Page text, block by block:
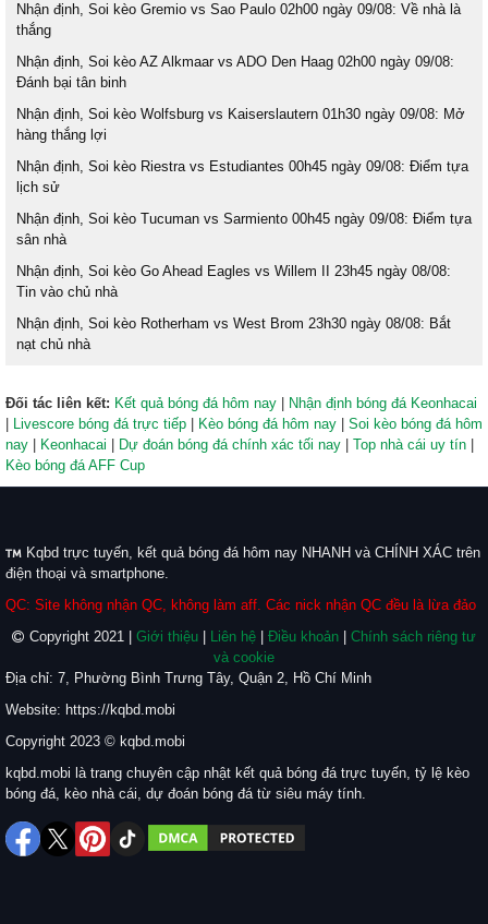
Nhận định, Soi kèo Gremio vs Sao Paulo 02h00 ngày 09/08: Về nhà là
thắng
Nhận định, Soi kèo AZ Alkmaar vs ADO Den Haag 02h00 ngày 09/08:
Đánh bại tân binh
Nhận định, Soi kèo Wolfsburg vs Kaiserslautern 01h30 ngày 09/08: Mở
hàng thắng lợi
Nhận định, Soi kèo Riestra vs Estudiantes 00h45 ngày 09/08: Điểm tựa
lịch sử
Nhận định, Soi kèo Tucuman vs Sarmiento 00h45 ngày 09/08: Điểm tựa
sân nhà
Nhận định, Soi kèo Go Ahead Eagles vs Willem II 23h45 ngày 08/08:
Tin vào chủ nhà
Nhận định, Soi kèo Rotherham vs West Brom 23h30 ngày 08/08: Bắt
nạt chủ nhà
Đối tác liên kết: Kết quả bóng đá hôm nay
Nhận định bóng đá Keonhacai
Livescore bóng đá trực tiếp Kèo bóng đá hôm nay
Soi kèo bóng đá hôm
nay
Keonhacai Dự đoán bóng đá chính xác tối nay Top nhà cái uy tín
Kèo bóng đá AFF Cup
Kqbd trực tuyến, kết quả bóng đá hôm nay NHANH và CHÍNH XÁC trên
điện thoại và smartphone.
QC: Site không nhận QC, không làm aff. Các nick nhận QC đều là lừa đảo
Copyright 2021 | Giới thiệu Liên hệ Điều khoản
Chính sách riêng tư
và cookie
Địa chỉ: 7, Phường Bình Trưng Tây, Quận 2, Hồ Chí Minh
Website: https://kqbd.mobi
Copyright 2023 © kqbd.mobi
kqbd.mobi là trang chuyên cập nhật kết quả bóng đá trực tuyến, tỷ lệ kèo
bóng đá, kèo nhà cái, dự đoán bóng đá từ siêu máy tính.